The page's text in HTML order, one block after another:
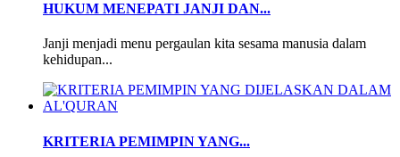
HUKUM MENEPATI JANJI DAN...
Janji menjadi menu pergaulan kita sesama manusia dalam
kehidupan...
KRITERIA PEMIMPIN YANG...